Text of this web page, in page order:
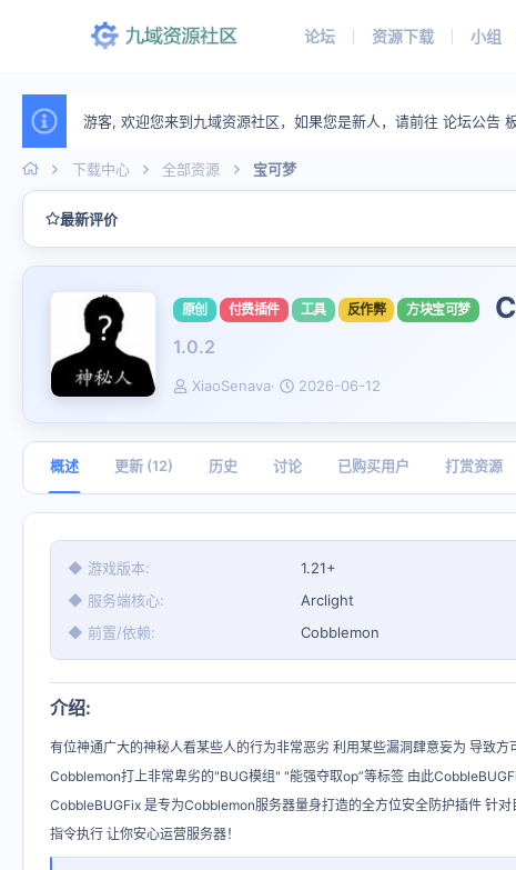
论坛 资源下载 小组
游客, 欢迎您来到九域资源社区，如果您是新人，请前往 论坛公告
下载中心 全部资源 宝可梦
最新评价
原创 付费插件 工具 反作弊 方块宝可梦
1.0.2
作
XiaoSenava
创
日
期
2026-06-12
概述 更新 (12) 历史 讨论 已购买用户 打赏资源
◆ 游戏版本
1.21+
◆ 服务端核心
Arclight
◆ 前置/依赖
Cobblemon
介绍:​
有位神通广大的神秘人看某些人的行为非常恶劣 利用某些漏洞肆意妄为 导致
Cobblemon打上非常卑劣的"BUG模组" "能强夺取op”等标签 由此
CobbleBUGFix 是专为Cobblemon服务器量身打造的全方位安全防护插件 针
指令执行 让你安心运营服务器！